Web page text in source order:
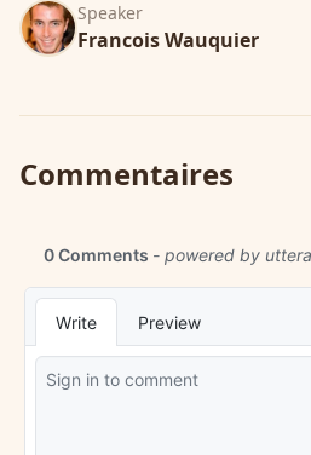
Speaker
Francois Wauquier
Commentaires